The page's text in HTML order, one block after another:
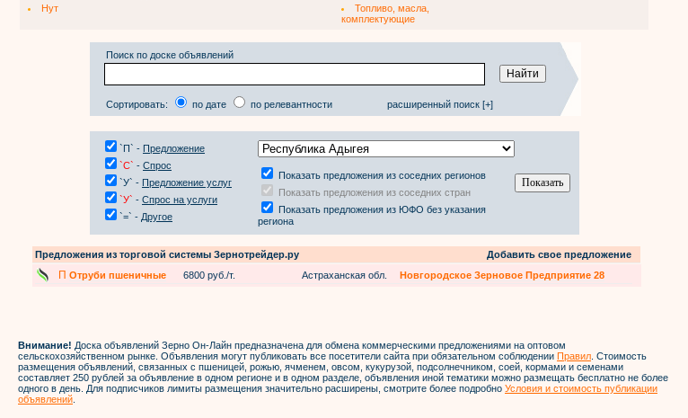
Нут
Топливо, масла,
комплектующие
Поиск по доске объявлений
Сортировать: по дате по релевантности расширенный поиск [+]
`П` - Предложение
`С` - Спрос
`У` - Предложение услуг
`У` - Спрос на услуги
`=` - Другое
Показать предложения из соседних регионов
Показать предложения из соседних стран
Показать предложения из ЮФО без указания
региона
Предложения из торговой системы Зернотрейдер.ру Добавить свое предложение
П Отруби пшеничные 6800 руб./т. Астраханская обл. Новгородское Зерновое Предприятие 28
Внимание! Доска объявлений Зерно Он-Лайн предназначена для обмена коммерческими предложениями на оптовом
сельскохозяйственном рынке. Объявления могут публиковать все посетители сайта при обязательном соблюдении Правил . Стоимость
размещения объявлений, связанных с пшеницей, рожью, ячменем, овсом, кукурузой, подсолнечником, соей, кормами и семенами
составляет 250 рублей за объявление в одном регионе и в одном разделе, объявления иной тематики можно размещать бесплатно не более
одного в день. Для подписчиков лимиты размещения значительно расширены, смотрите более подробно Условия и стоимость публикации
объявлений